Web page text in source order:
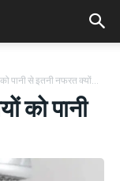
पानी से इतनी नफरत क्यों...
को पानी